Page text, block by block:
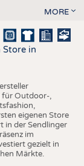
MORE
Store in
für Outdoor-,
eigenen Store
in der Sendlinger
im
gezielt in
Märkte.